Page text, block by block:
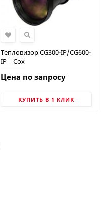
Тепловизор CG300-IP/CG600-
IP | Cox
Цена по запросу
КУПИТЬ В 1 КЛИК